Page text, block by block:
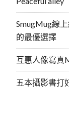
SmugMug線
的最優選擇
互惠人像寫真
五本攝影書打